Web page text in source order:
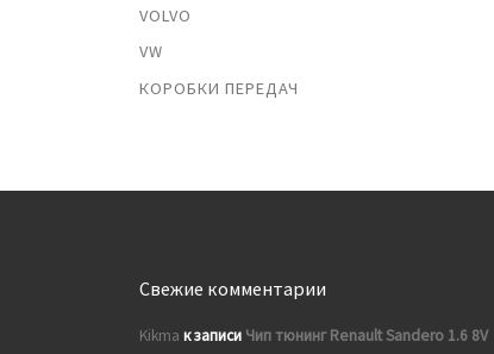
VOLVO
VW
КОРОБКИ ПЕРЕДАЧ
Свежие комментарии
Kikma к записи Чип тюнинг Renault Sandero 1.6 8V